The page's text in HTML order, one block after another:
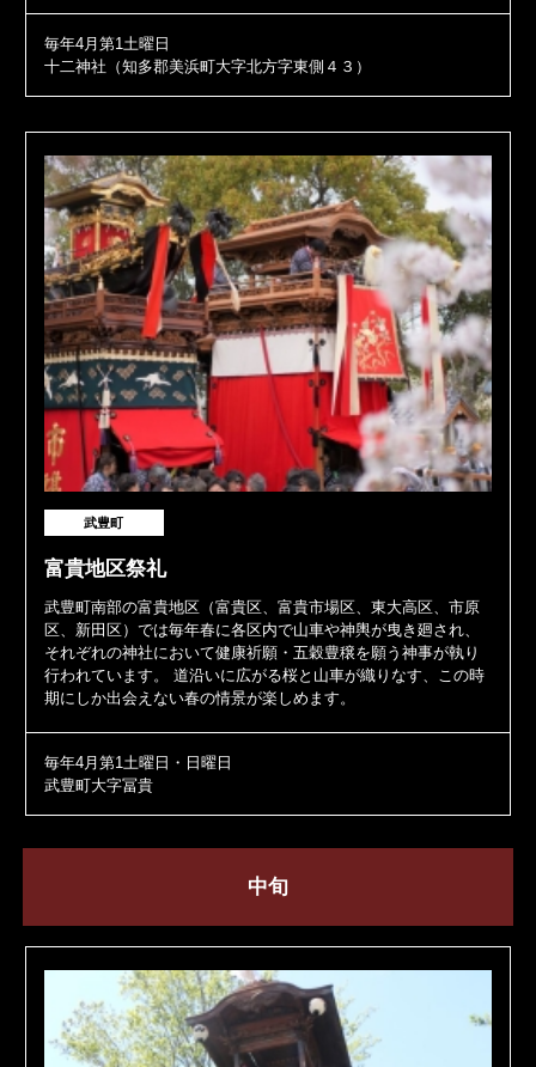
毎年4月第1土曜日
十二神社（知多郡美浜町大字北方字東側４３）
武豊町
富貴地区祭礼
武豊町南部の富貴地区（富貴区、富貴市場区、東大高区、市原
区、新田区）では毎年春に各区内で山車や神輿が曳き廻され、
それぞれの神社において健康祈願・五穀豊穣を願う神事が執り
行われています。 道沿いに広がる桜と山車が織りなす、この時
期にしか出会えない春の情景が楽しめます。
毎年4月第1土曜日・日曜日
武豊町大字冨貴
中旬